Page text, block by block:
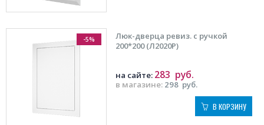
-5%
Люк-дверца ревиз. с ручкой
200*200 (Л2020Р)
в магазине: 298 руб.
на сайте: 283 руб.
В КОРЗИНУ